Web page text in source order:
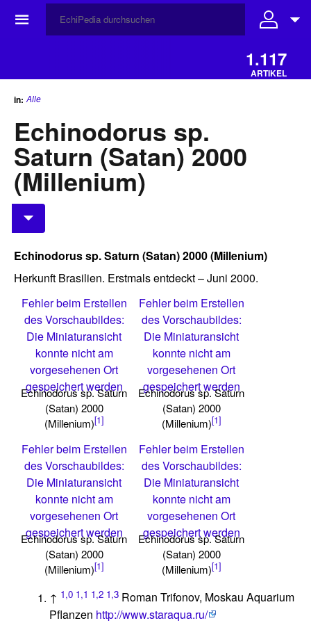
☰
1.117
ARTIKEL
in: Alle
Echinodorus sp.
Saturn (Satan) 2000
(Millenium)
Echinodorus sp. Saturn (Satan) 2000 (Millenium)
Herkunft Brasilien. Erstmals entdeckt – Juni 2000.
Fehler beim Erstellen
des Vorschaubildes:
Die Miniaturansicht
konnte nicht am
vorgesehenen Ort
gespeichert werden
Echinodorus sp. Saturn
(Satan) 2000
(Millenium)[1]
Fehler beim Erstellen
des Vorschaubildes:
Die Miniaturansicht
konnte nicht am
vorgesehenen Ort
gespeichert werden
Echinodorus sp. Saturn
(Satan) 2000
(Millenium)[1]
Fehler beim Erstellen
des Vorschaubildes:
Die Miniaturansicht
konnte nicht am
vorgesehenen Ort
gespeichert werden
Echinodorus sp. Saturn
(Satan) 2000
(Millenium)[1]
Fehler beim Erstellen
des Vorschaubildes:
Die Miniaturansicht
konnte nicht am
vorgesehenen Ort
gespeichert werden
Echinodorus sp. Saturn
(Satan) 2000
(Millenium)[1]
↑ 1,0 1,1 1,2 1,3 Roman Trifonov, Moskau Aquarium
Pflanzen http://www.staraqua.ru/